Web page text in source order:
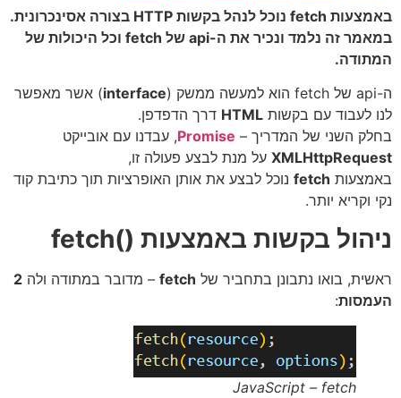
באמצעות fetch נוכל לנהל בקשות HTTP בצורה אסינכרונית.
במאמר זה נלמד ונכיר את ה-api של fetch וכל היכולות של
המתודה.
ה-api של fetch הוא למעשה ממשק (
interface) אשר מאפשר
לנו לעבוד עם בקשות HTML דרך הדפדפן.
בחלק השני של המדריך – Promise, עבדנו עם אובייקט
XMLHttpRequest על מנת לבצע פעולה זו,
באמצעות fetch נוכל לבצע את אותן האופרציות תוך כתיבת קוד
נקי וקריא יותר.
ניהול בקשות באמצעות ()fetch
ראשית, בואו נתבונן בתחביר של fetch – מדובר במתודה ולה 2
העמסות:
JavaScript – fetch